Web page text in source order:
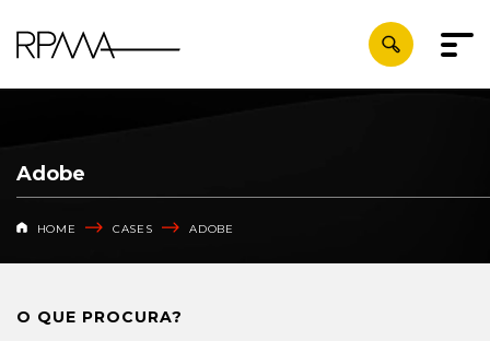
Adobe
HOME CASES ADOBE
O QUE PROCURA?